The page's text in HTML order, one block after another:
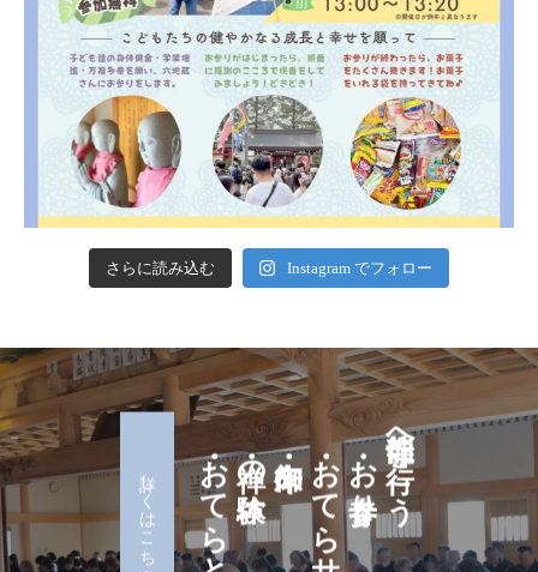
さらに読み込む Instagram でフォロー
龍仙寺へ行こう
・お寺参り
・おてらサークル
・御朱印
・禅の体験
詳しくはこちら